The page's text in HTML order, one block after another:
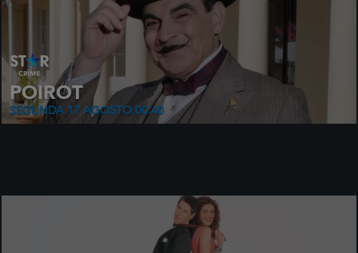
POIROT
SEGUNDA 17 AGOSTO 00.40